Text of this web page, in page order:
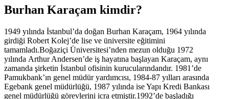
Burhan Karaçam kimdir?
1949 yılında İstanbul’da doğan Burhan Karaçam, 1964 yılında
girdiği Robert Kolej’de lise ve üniversite eğitimini
tamamladı.Boğaziçi Üniversitesi’nden mezun olduğu 1972
yılında Arthur Andersen’de iş hayatına başlayan Karaçam, aynı
zamanda şirketin İstanbul ofisinin kurucularındandır. 1981’de
Pamukbank’ın genel müdür yardımcısı, 1984-87 yılları arasında
Egebank genel müdürlüğü, 1987 yılında ise Yapı Kredi Bankası
genel müdürlüğü görevlerini icra etmiştir.1992’de başladığı